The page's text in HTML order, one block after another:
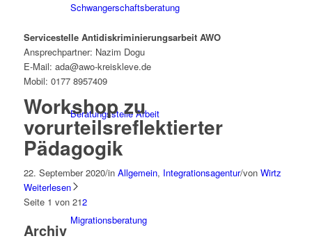
Schwangerschaftsberatung
Beratungsstelle Arbeit
Migrationsberatung
Servicestelle Antidiskriminierungsarbeit AWO
Ansprechpartner: Nazim Dogu
E-Mail: ada@awo-kreiskleve.de
Mobil: 0177 8957409
Workshop zu
vorurteilsreflektierter
Pädagogik
22. September 2020/in Allgemein, Integrationsagentur/von Wirtz
Weiterlesen
Seite 1 von 212
Archiv